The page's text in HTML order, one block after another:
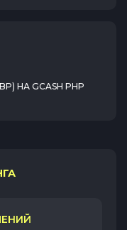
НА GCASH PHP